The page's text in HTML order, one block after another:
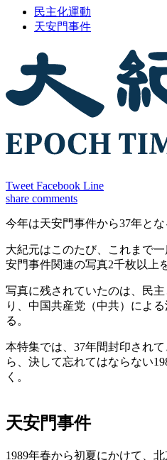
民主化運動
天安門事件
Tweet Facebook Line
share comments
今年は天安門事件から37年とな
大紀元はこのたび、これまで
安門事件関連の写真2千枚以上
写真に残されていたのは、民
り、中国共産党（中共）によ
る。
本特集では、37年間封印され
ら、決して忘れてはならない
く。
天安門事件
1989年春から初夏にかけて、